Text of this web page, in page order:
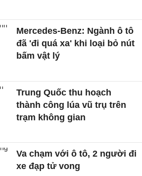
Mercedes-Benz: Ngành ô tô
đã 'đi quá xa' khi loại bỏ nút
bấm vật lý
Trung Quốc thu hoạch
thành công lúa vũ trụ trên
trạm không gian
Va chạm với ô tô, 2 người đi
xe đạp tử vong